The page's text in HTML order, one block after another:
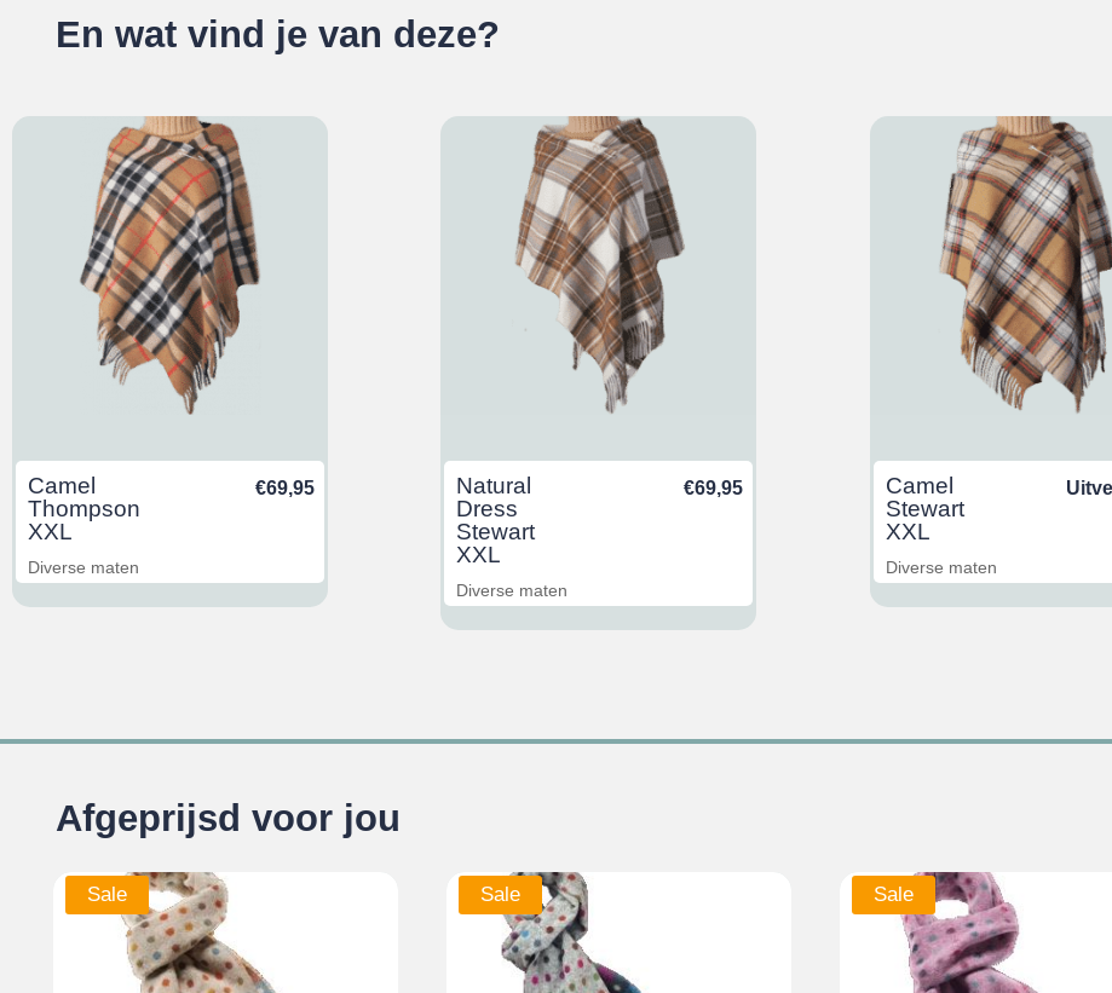
En wat vind je van deze?
Camel
Thompson
XXL
€69,95
Diverse maten
Natural
Dress
Stewart
XXL
€69,95
Diverse maten
Camel
Stewart
XXL
Diverse maten
Afgeprijsd voor jou
Sale Sale Sale